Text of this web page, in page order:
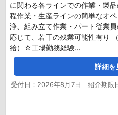
に関わる各ラインでの作業・製
程作業・生産ラインの簡単なオ
浄、組み立て作業・パート従業
応じて、若干の残業可能性有り
給）☆工場勤務経験…
詳細を
受付日：2026年8月7日 紹介期限